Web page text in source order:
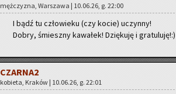
męż­czy­zna, War­sza­wa | 10.06.26, g. 22:00
I bądź tu czło­wie­ku (czy kocie) uczyn­ny!
Dobry, śmiesz­ny ka­wa­łek! Dzię­ku­ję i gra­tu­lu­ję!:)
CZAR­NA2
ko­bie­ta, Kra­ków | 10.06.26, g. 22:01